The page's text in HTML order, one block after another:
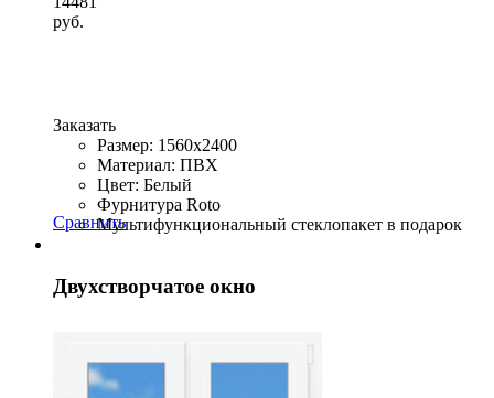
руб.
Заказать
Размер: 1560x2400
Материал: ПВХ
Цвет: Белый
Фурнитура Roto
Мультифункциональный стеклопакет в подарок
Сравнить
Двухстворчатое окно